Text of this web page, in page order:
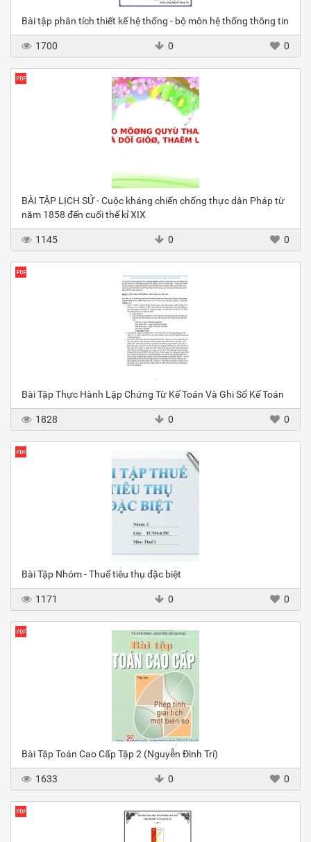
Bài tập phân tích thiết kế hệ thống - bộ môn hệ thống thông tin
1700 0 0
BÀI TẬP LỊCH SỬ - Cuộc kháng chiến chống thực dân Pháp từ
năm 1858 đến cuối thế kỉ XIX
1145 0 0
Bài Tập Thực Hành Lập Chứng Từ Kế Toán Và Ghi Sổ Kế Toán
1828 0 0
Bài Tập Nhóm - Thuế tiêu thụ đặc biệt
1171 0 0
Bài Tập Toán Cao Cấp Tập 2 (Nguyễn Đình Trí)
1633 0 0